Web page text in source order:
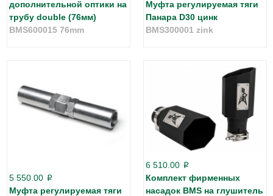
дополнительной оптики на
трубу double (76мм)
BMS600015 76mm
Муфта регулируемая тяги
Панара D30 цинк
BMS300001 zink
5 550.00 p
Муфта регулируемая тяги
6 510.00 p
Комплект фирменных
насадок BMS на глушитель